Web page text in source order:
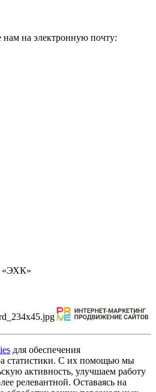
на электронную почту:
«ЭХК»
для обеспечения
статистики. С их помощью мы
активность, улучшаем работу
релевантной. Оставаясь на